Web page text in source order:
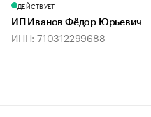
ДЕЙСТВУЕТ
ИП Иванов Фёдор Юрьевич
ИНН: 710312299688